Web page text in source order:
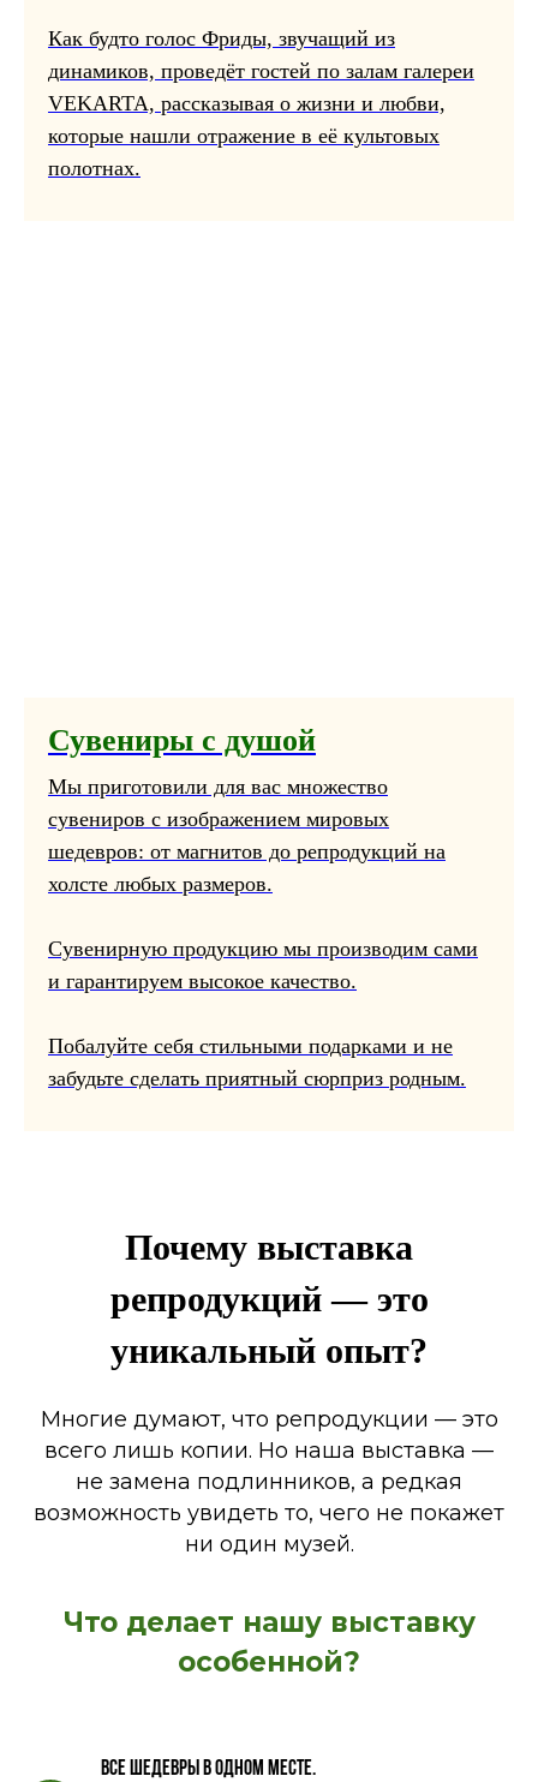
Как будто голос Фриды, звучащий из
динамиков, проведёт гостей по залам галереи
VEKARTA, рассказывая о жизни и любви,
которые нашли отражение в её культовых
полотнах.
Сувениры с душой
Мы приготовили для вас множество
сувениров с изображением мировых
шедевров: от магнитов до репродукций на
холсте любых размеров.
Сувенирную продукцию мы производим сами
и гарантируем высокое качество.
Побалуйте себя стильными подарками и не
забудьте сделать приятный сюрприз родным.
Почему выставка
репродукций — это
уникальный опыт?
Многие думают, что репродукции — это
всего лишь копии. Но наша выставка —
не замена подлинников, а редкая
возможность увидеть то, чего не покажет
ни один музей.
Что делает нашу выставку
особенной?
Все шедевры в одном месте.